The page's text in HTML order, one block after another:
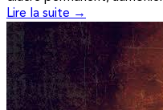
Lire la suite →